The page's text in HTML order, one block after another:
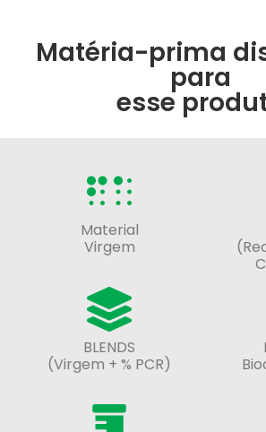
Matéria-prima
para
esse
Material
Virgem
BLENDS
(Virgem + % PCR)